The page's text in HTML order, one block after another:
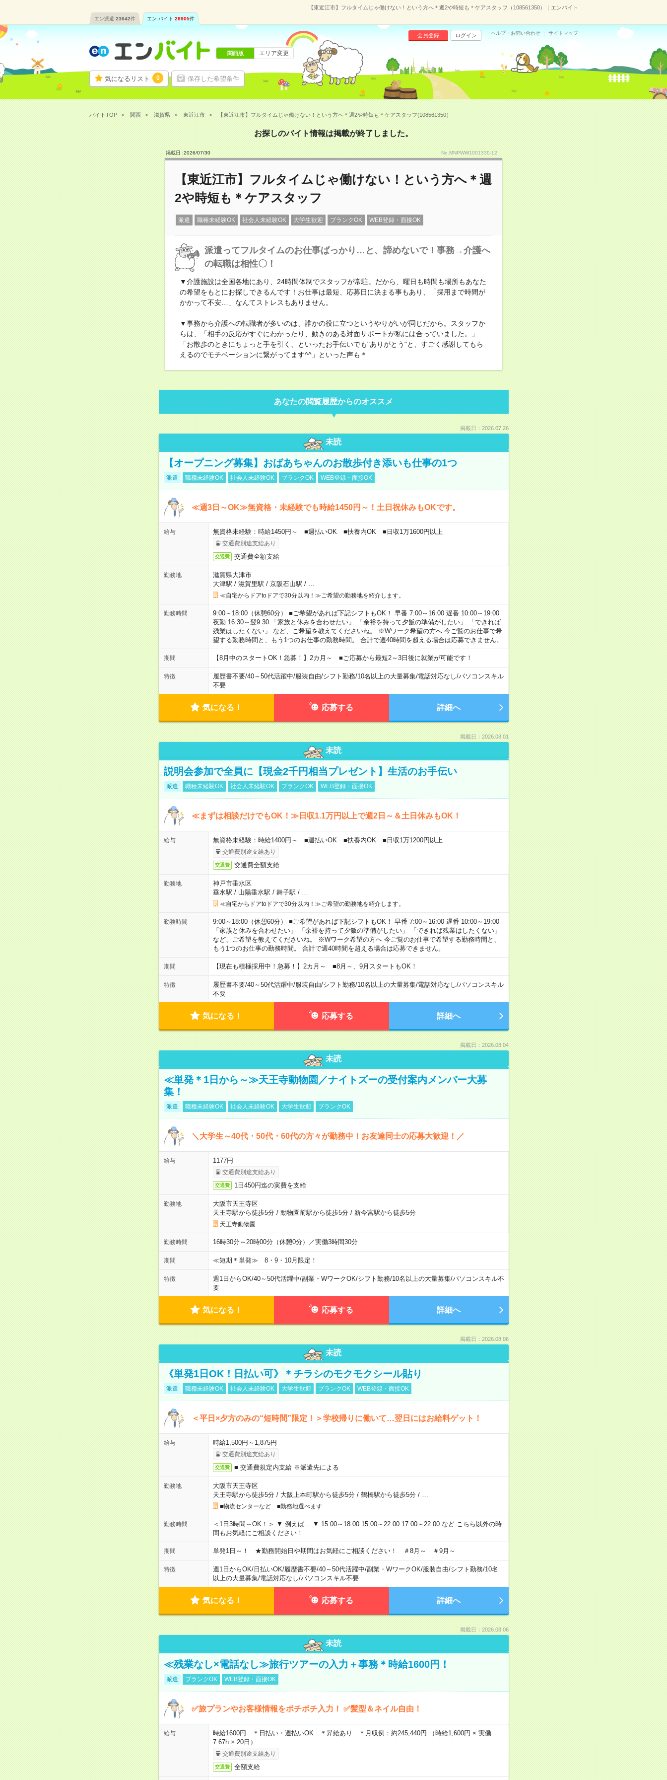
【東近江市】フルタイムじゃ働けない！という方へ＊週2や時短も＊ケアスタッフ（108561350）｜エンバイト
エン派遣 23642件 エン バイト 28905件
気になるリスト 0 保存した希望条件
会員登録 ログイン ヘルプ・お問い合わせ サイトマップ
関西版 エリア変更
バイトTOP 関西 滋賀県 東近江市 【東近江市】フルタイムじゃ働けない！という方へ＊週2や時短も＊ケアスタッフ(108561350）
お探しのバイト情報は掲載が終了しました。
掲載日 :2026/07/30 No.MNPWW1001330-12
【東近江市】フルタイムじゃ働けない！という方へ＊週
2や時短も＊ケアスタッフ
派遣 職種未経験OK 社会人未経験OK 大学生歓迎 ブランクOK WEB登録・面接OK
派遣ってフルタイムのお仕事ばっかり…と、諦めないで！事務→介護へ
の転職は相性〇！
▼介護施設は全国各地にあり、24時間体制でスタッフが常駐。だから、曜日も時間も場所もあなた
の希望をもとにお探しできるんです！お仕事は最短、応募日に決まる事もあり、「採用まで時間が
かかって不安…」なんてストレスもありません。
▼事務から介護への転職者が多いのは、誰かの役に立つというやりがいが同じだから。スタッフか
らは、「相手の反応がすぐにわかったり、動きのある対面サポートが私には合っていました。」
「お散歩のときにちょっと手を引く、といったお手伝いでも"ありがとう"と、すごく感謝してもら
えるのでモチベーションに繋がってます^^」といった声も＊
あなたの閲覧履歴からのオススメ
掲載日：2026.07.26
未読
【オープニング募集】おばあちゃんのお散歩付き添いも仕事の1つ
派遣 職種未経験OK 社会人未経験OK ブランクOK WEB登録・面接OK
≪週3日～OK≫無資格・未経験でも時給1450円～！土日祝休みもOKです。
給与 無資格未経験：時給1450円～ ■週払いOK ■扶養内OK ■日収1万1600円以上
交通費別途支給あり
交通費 交通費全額支給
勤務地
滋賀県大津市
大津駅 / 滋賀里駅 / 京阪石山駅 /
≪自宅からドアtoドアで30分以内！≫ご希望の勤務地を紹介します。
勤務時間
9:00～18:00（休憩60分） ■ご希望があれば下記シフトもOK！ 早番 7:00～16:00 遅番 10:00～19:00
夜勤 16:30～翌9:30 「家族と休みを合わせたい」 「余裕を持って夕飯の準備がしたい」 「できれば
残業はしたくない」 など、ご希望を教えてくださいね。 ※Wワーク希望の方へ 今ご覧のお仕事で希
望する勤務時間と、もう1つのお仕事の勤務時間。 合計で週40時間を超える場合は応募できません。
期間 【8月中のスタートOK！急募！】2カ月～ ■ご応募から最短2～3日後に就業が可能です！
特徴 履歴書不要/40～50代活躍中/服装自由/シフト勤務/10名以上の大量募集/電話対応なし/パソコンスキル
不要
気になる！ 応募する 詳細へ
掲載日：2026.08.01
未読
説明会参加で全員に【現金2千円相当プレゼント】生活のお手伝い
派遣 職種未経験OK 社会人未経験OK ブランクOK WEB登録・面接OK
≪まずは相談だけでもOK！≫日収1.1万円以上で週2日～＆土日休みもOK！
給与 無資格未経験：時給1400円～ ■週払いOK ■扶養内OK ■日収1万1200円以上
交通費別途支給あり
交通費 交通費全額支給
勤務地
神戸市垂水区
垂水駅 / 山陽垂水駅 / 舞子駅 /
≪自宅からドアtoドアで30分以内！≫ご希望の勤務地を紹介します。
勤務時間
9:00～18:00（休憩60分） ■ご希望があれば下記シフトもOK！ 早番 7:00～16:00 遅番 10:00～19:00
「家族と休みを合わせたい」 「余裕を持って夕飯の準備がしたい」 「できれば残業はしたくない」
など、ご希望を教えてくださいね。 ※Wワーク希望の方へ 今ご覧のお仕事で希望する勤務時間と、
もう1つのお仕事の勤務時間。 合計で週40時間を超える場合は応募できません。
期間 【現在も積極採用中！急募！】2カ月～ ■8月～、9月スタートもOK！
特徴 履歴書不要/40～50代活躍中/服装自由/シフト勤務/10名以上の大量募集/電話対応なし/パソコンスキル
不要
気になる！ 応募する 詳細へ
掲載日：2026.08.04
未読
≪単発＊1日から～≫天王寺動物園／ナイトズーの受付案内メンバー大募
集！
派遣 職種未経験OK 社会人未経験OK 大学生歓迎 ブランクOK
＼大学生～40代・50代・60代の方々が勤務中！お友達同士の応募大歓迎！／
給与 1177円
交通費別途支給あり
交通費 1日450円迄の実費を支給
勤務地
大阪市天王寺区
天王寺駅から徒歩5分/ 動物園前駅から徒歩5分/ 新今宮駅から徒歩5分
天王寺動物園
勤務時間 16時30分～20時00分（休憩0分）／実働3時間30分
期間 ≪短期＊単発≫ 8・9・10月限定！
特徴 週1日からOK/40～50代活躍中/副業・WワークOK/シフト勤務/10名以上の大量募集/パソコンスキル不
要
気になる！ 応募する 詳細へ
掲載日：2026.08.06
未読
《単発1日OK！日払い可》＊チラシのモクモクシール貼り
派遣 職種未経験OK 社会人未経験OK 大学生歓迎 ブランクOK WEB登録・面接OK
＜平日×夕方のみの“短時間”限定！＞学校帰りに働いて…翌日にはお給料ゲット！
給与 時給1,500円～1,875円
交通費別途支給あり
交通費 ■ 交通費規定内支給 ※派遣先による
勤務地
大阪市天王寺区
天王寺駅から徒歩5分/ 大阪上本町駅から徒歩5分/ 鶴橋駅から徒歩5分/
■物流センターなど ■勤務地選べます
勤務時間
＜1日3時間～OK！＞ ▼ 例えば… ▼ 15:00～18:00 15:00～22:00 17:00～22:00 など こちら以外の時
間もお気軽にご相談ください！
期間 単発1日～！ ★勤務開始日や期間はお気軽にご相談ください！ ＃8月～ ＃9月～
特徴 週1日からOK/日払いOK/履歴書不要/40～50代活躍中/副業・WワークOK/服装自由/シフト勤務/10名
以上の大量募集/電話対応なし/パソコンスキル不要
気になる！ 応募する 詳細へ
掲載日：2026.08.06
未読
≪残業なし×電話なし≫旅行ツアーの入力＋事務＊時給1600円！
派遣 ブランクOK WEB登録・面接OK
✅旅プランやお客様情報をポチポチ入力！ ✅髪型＆ネイル自由！
給与
時給1600円 ＊日払い・週払いOK ＊昇給あり ＊月収例：約245,440円 （時給1,600円 × 実働
7.67h × 20日）
交通費別途支給あり
交通費 全額支給